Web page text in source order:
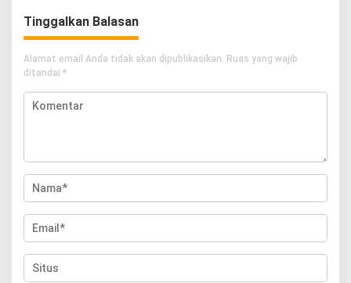
Tinggalkan Balasan
Alamat email Anda tidak akan dipublikasikan. Ruas yang wajib
ditandai *